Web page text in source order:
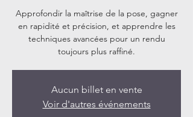
Approfondir la maîtrise de la pose, gagner
en rapidité et précision, et apprendre les
techniques avancées pour un rendu
toujours plus raffiné.
Aucun billet en vente
Voir d'autres événements